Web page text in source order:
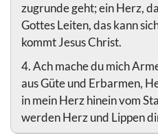
zugrunde geht; ein Herz,
Gottes Leiten, das kann
kommt Jesus Christ.
4. Ach mache du mich
aus Güte und Erbarmen,
in mein Herz hinein vom
werden Herz und Lippen